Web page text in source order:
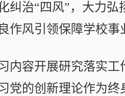
纠治“四风”，大力
作风引领保障学校事
内容开展研究落实工
党的创新理论作为